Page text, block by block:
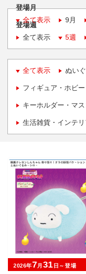
登場月
全て表示
9月
登場週
全て表示
5週
全て表示 ぬい
フィギュア・ホビー
キーホルダー・マ
生活雑貨・インテ
2026年7月 31 日～登場